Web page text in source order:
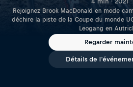
Rejoignez Brook MacDonald en mode
déchire la piste de la Coupe du monde
Leogang en
Regarder
Détails de